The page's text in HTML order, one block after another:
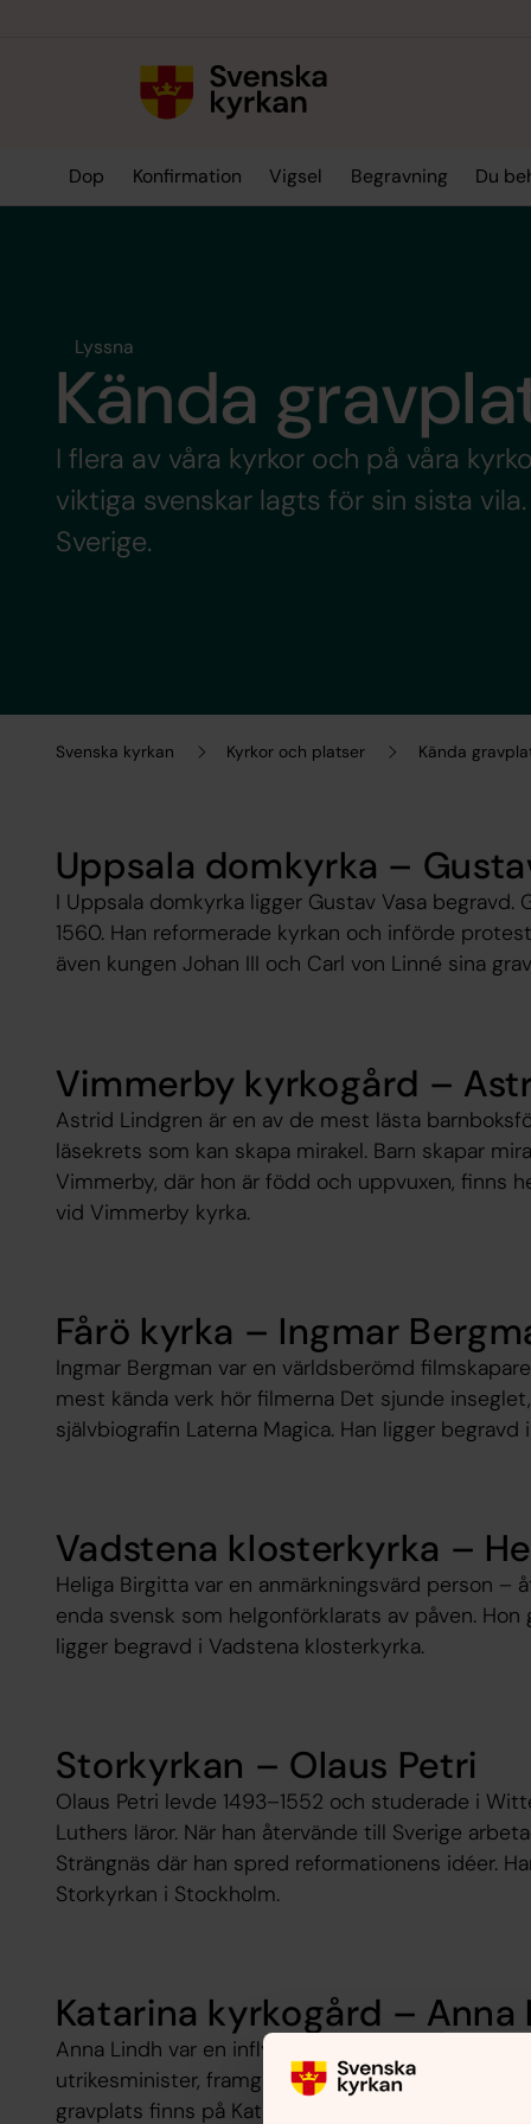
Dop Konfirmation Vigsel Begravning Du
Svenska kyrkan Kyrkor och platser Kända
Lyssna
Kända
I flera av våra kyrkor och på våra
viktiga svenskar lagts för sin sista
Sverige.
Uppsala domkyrka –
I Uppsala domkyrka ligger Gustav Vasa begravd.
1560. Han reformerade kyrkan och införde
även kungen Johan III och Carl von Linné sina
Vimmerby kyrkogård –
Astrid Lindgren är en av de mest lästa
läsekrets som kan skapa mirakel. Barn skapar
Vimmerby, där hon är född och uppvuxen, finns
vid Vimmerby kyrka.
Fårö kyrka – Ingmar
Ingmar Bergman var en världsberömd
mest kända verk hör filmerna Det sjunde
självbiografin Laterna Magica. Han ligger begravd
Vadstena klosterkyrka –
Heliga Birgitta var en anmärkningsvärd person –
enda svensk som helgonförklarats av påven.
ligger begravd i Vadstena klosterkyrka.
Storkyrkan – Olaus Petri
Olaus Petri levde 1493–1552 och studerade i
Luthers läror. När han återvände till Sverige
Strängnäs där han spred reformationens idéer.
Storkyrkan i Stockholm.
Katarina kyrkogård – Anna
Anna Lindh var en inflytelserik person i modern
utrikesminister, framgångsrik och populär. I en
gravplats finns på Katarina kyrkogård vid Katarina